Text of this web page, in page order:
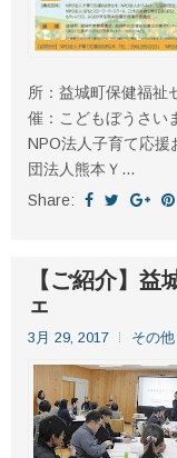
所：益城町保健福祉
催：こどもぼうさい
NPO法人子育て応援
団法人熊本Ｙ...
Share:
【ご紹介】益
ェ
3月 29, 2017 その他